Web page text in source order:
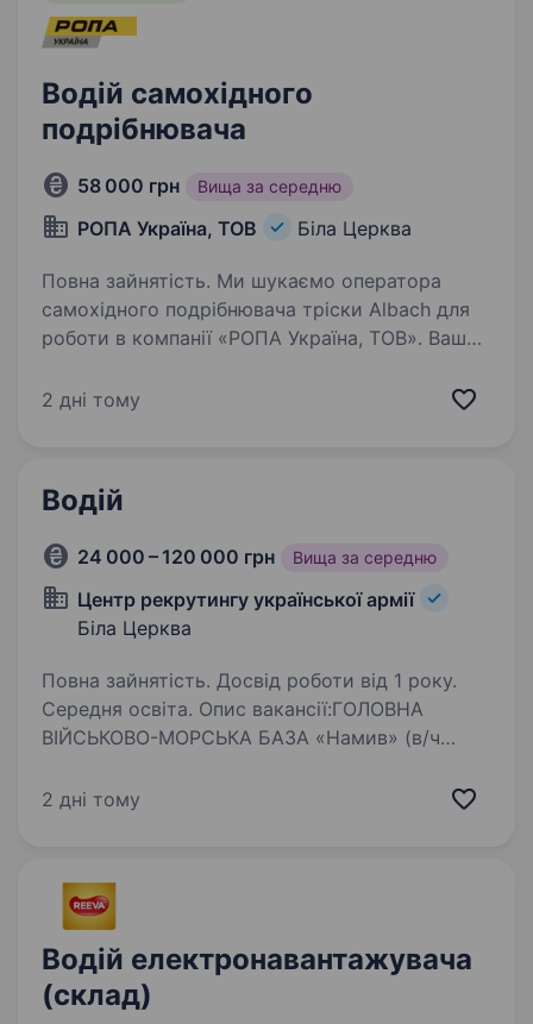
Водій самохідного
подрібнювача
58 000 грн Вища за середню
РОПА Україна, ТОВ Біла Церква
Повна зайнятість. Ми шукаємо оператора
самохідного подрібнювача тріски Albach для
роботи в компанії «РОПА Україна, ТОВ». Ваше
та обслуговуванні самохідного подрібнювача
2 дні тому
Водій
24 000 – 120 000 грн Вища за середню
Центр рекрутингу української армії
Біла Церква
Повна зайнятість. Досвід роботи від 1 року.
Середня освіта. Опис вакансії:ГОЛОВНА
ВІЙСЬКОВО-МОРСЬКА БАЗА «Намив» (в/ч
долучить до своєї команди відповідального
2 дні тому
Водій електронавантажувача
(склад)